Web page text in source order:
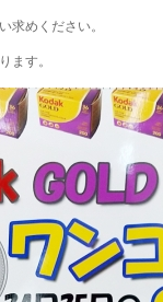
求めください。
ます。